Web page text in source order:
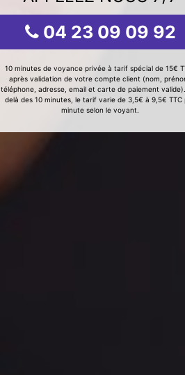
04 23 09 09 92
10 minutes de voyance privée à tarif spécial de 15€
après validation de votre compte client (nom,
téléphone, adresse, email et carte de paiement
delà des 10 minutes, le tarif varie de 3,5€ à 9,5€ TTC
minute selon le voyant.